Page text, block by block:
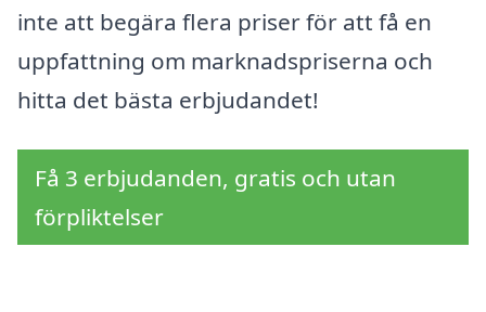
inte att begära flera priser för att få en
uppfattning om marknadspriserna och
hitta det bästa erbjudandet!
Få 3 erbjudanden, gratis och utan
förpliktelser